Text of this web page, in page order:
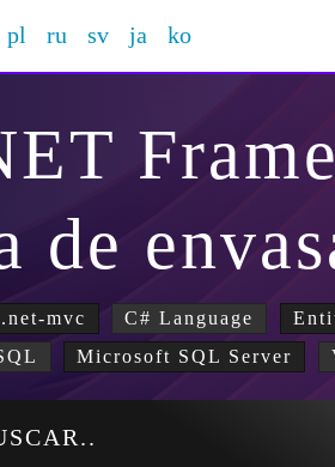
pl ru sv ja ko
de
mvc C# Language
Microsoft SQL Server